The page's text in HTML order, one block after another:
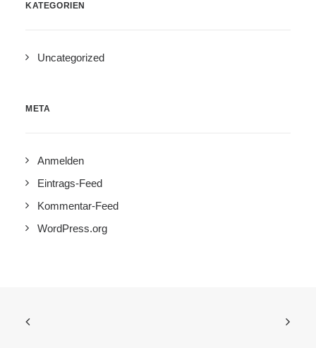
KATEGORIEN
Uncategorized
META
Anmelden
Eintrags-Feed
Kommentar-Feed
WordPress.org